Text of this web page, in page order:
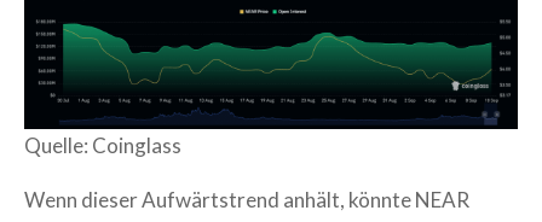
Quelle: Coinglass
Wenn dieser Aufwärtstrend anhält, könnte NEAR